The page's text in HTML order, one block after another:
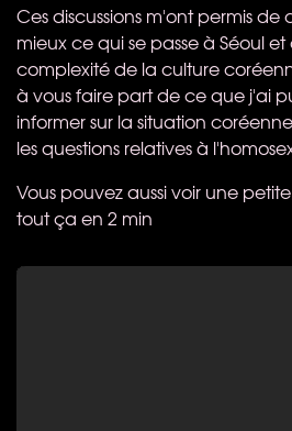
Ces discussions m'ont permis
mieux ce qui se passe à Séoul et
complexité de la culture
à vous faire part de ce que j'ai
informer sur la situation
les questions relatives à
Vous pouvez aussi voir une
tout ça en 2 min